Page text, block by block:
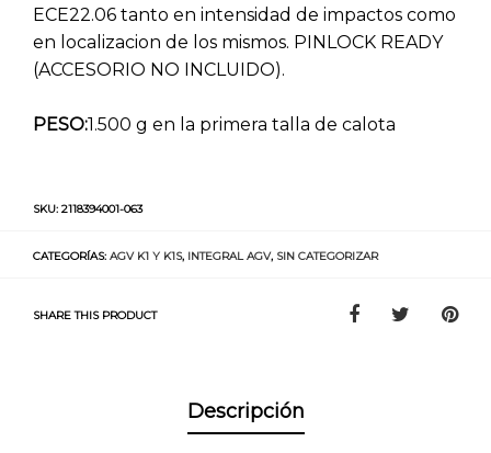
ECE22.06 tanto en intensidad de impactos como
en localizacion de los mismos. PINLOCK READY
(ACCESORIO NO INCLUIDO).
PESO:1.500 g en la primera talla de calota
SKU: 2118394001-063
CATEGORÍAS: AGV K1 Y K1S, INTEGRAL AGV, SIN CATEGORIZAR
SHARE THIS PRODUCT
Descripción